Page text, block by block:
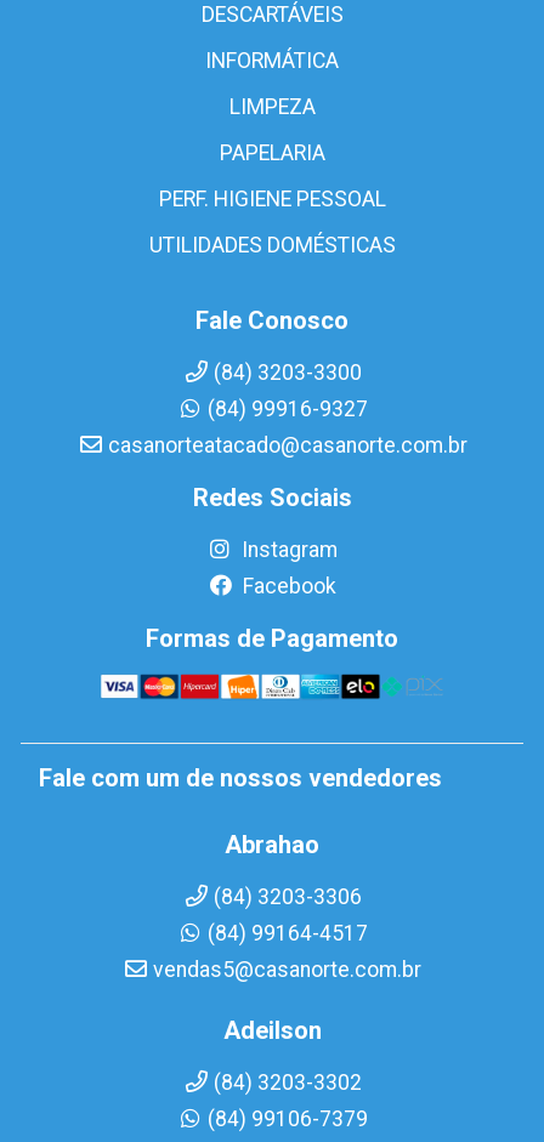
DESCARTÁVEIS
INFORMÁTICA
LIMPEZA
PAPELARIA
PERF. HIGIENE PESSOAL
UTILIDADES DOMÉSTICAS
Fale Conosco
(84) 3203-3300
(84) 99916-9327
casanorteatacado@casanorte.com.br
Redes Sociais
Instagram
Facebook
Formas de Pagamento
Fale com um de nossos vendedores
Abrahao
(84) 3203-3306
(84) 99164-4517
vendas5@casanorte.com.br
Adeilson
(84) 3203-3302
(84) 99106-7379